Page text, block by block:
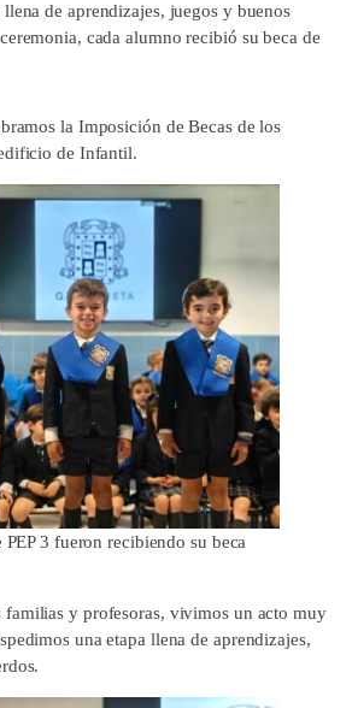
de aprendizajes, juegos y buenos
cada alumno recibió su beca de
la Imposición de Becas de los
de Infantil.
3 fueron recibiendo su beca
familias y profesoras, vivimos un acto muy
una etapa llena de aprendizajes,